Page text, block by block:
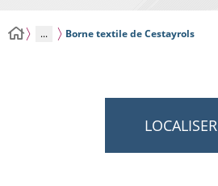
... Borne textile de Cestayrols
LOCALISER